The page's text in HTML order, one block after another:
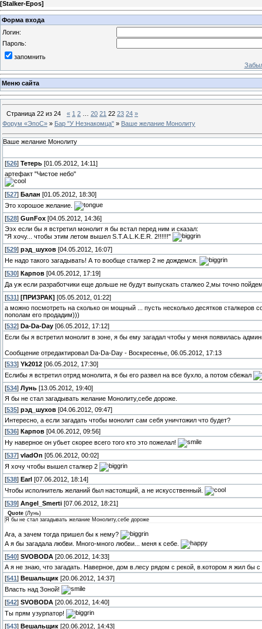
[Stalker-Epos]
Форма входа
Логин:
Пароль:
запомнить
Меню сайта
Страница 22 из 24 « 1 2 20 21 22 23 24 »
Форум «ЭпоС» » Бар "У Незнакомца" » Ваше желание Монолиту
Ваше желание Монолиту
[526] Тетерь [01.05.2012, 14:11]
артефакт "Чистое небо"
[527] Балан [01.05.2012, 18:30]
Это хорошое желание.
[528] GunFox [04.05.2012, 14:36]
Ээх если бы я встретил монолит я бы встал перед ним и сказал:
"Я хочу... чтобы этим летом вышел S.T.A.L.K.E.R. 2!!!!!!"
[529] рэд_шухов [04.05.2012, 16:07]
Не надо такого загадывать! А то вообще сталкер 2 не дождемся.
[530] Карпов [04.05.2012, 17:19]
Да уж если разработчики еще дольше не будут выпускать сталкео 2,мы точно
[531 ] [ПРИЗРАК] [05.05.2012, 01:22]
а можно посмотреть на сколько он мощный ... пусть несколько десятков сталкеров
пополам его продадим)))
[532] Da-Da-Day [06.05.2012, 17:12]
Если бы я встретил монолит в зоне, я бы ему загадал чтобы у меня появилась
Сообщение отредактировал Da-Da-Day - Воскресенье, 06.05.2012, 17:13
[533] Yk2012 [06.05.2012, 17:30]
Еслибы я встретил отряд монолита, я бы его развел на все бухло, а потом сбежал
[534] Лунь [13.05.2012, 19:40]
Я бы не стал загадывать желание Монолиту,себе дороже.
[535] рэд_шухов [04.06.2012, 09:47]
Интересно, а если загадать чтобы монолит сам себя уничтожил что будет?
[536] Карпов [04.06.2012, 09:56]
Ну наверное он убьет скорее всего того кто это пожелал!
[537] vladOn [05.06.2012, 00:02]
Я хочу чтобы вышел сталкер 2
[538] Earl [07.06.2012, 18:14]
Чтобы исполнитель желаний был настоящий, а не искусственный.
[539] Angel_Smerti [07.06.2012, 18:21]
Quote (Лунь)
Я бы не стал загадывать желание Монолиту,себе дороже
Ага, а зачем тогда пришел бы к нему?
А я бы загадала любви. Много-много любви... меня к себе.
[540] SVOBODA [20.06.2012, 14:33]
А я не знаю, что загадать. Наверное, дом в.лесу рядом с рекой, в.котором я жил бы
[541 ] Вешальщик [20.06.2012, 14:37]
Власть над Зоной!
[542] SVOBODA [20.06.2012, 14:40]
Ты прям узурпатор!
[543] Вешальщик [20.06.2012, 14:43]